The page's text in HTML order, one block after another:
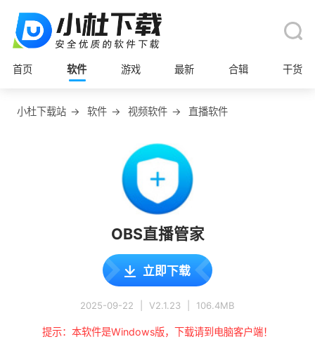
首页 软件 游戏 最新 合辑 干货
小杜下载站 → 软件 → 视频软件 → 直播软件
OBS直播管家
立即下载
2025-09-22 V2.1.23 106.4MB
提示：本软件是Windows版，下载请到电脑客户端！